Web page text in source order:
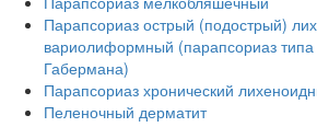
Парапсориаз острый (подострый)
вариолиформный (парапсориаз
Габермана)
Парапсориаз хронический
Пеленочный дерматит